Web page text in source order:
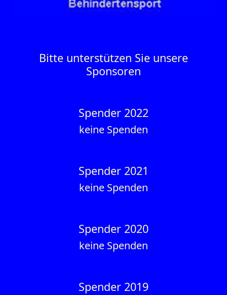
Bitte unterstützen Sie unsere
Sponsoren
Spender 2022
keine Spenden
Spender 2021
keine Spenden
Spender 2020
keine Spenden
Spender 2019